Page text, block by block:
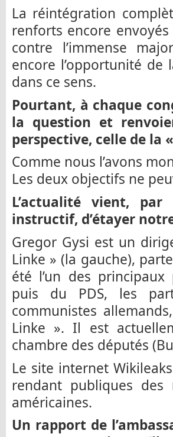
La réintégration
renforts encore
contre l’immense
encore l’opportunité
dans ce sens.
Pourtant, à chaque
la question et
perspective, celle de la
Comme nous l’avons
Les deux objectifs ne
L’actualité vient,
instructif, d’étayer
Gregor Gysi est un
Linke » (la gauche),
été l’un des
puis du PDS, les
communistes
Linke ». Il est
chambre des députés
Le site internet
rendant publiques des
américaines.
Un rapport de